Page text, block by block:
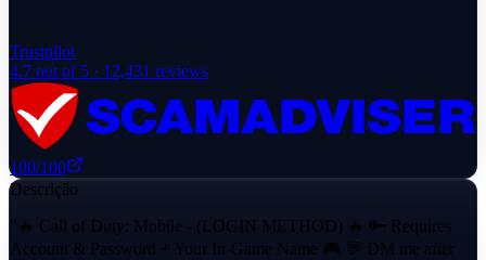
Trustpilot
4.7 out of 5 · 12,431 reviews
100/100
Descrição
"🔥 Call of Duty: Mobile - (LOGIN METHOD) 🔥 🔑 Requires
Account & Password + Your In-Game Name 🎮 💬 DM me after